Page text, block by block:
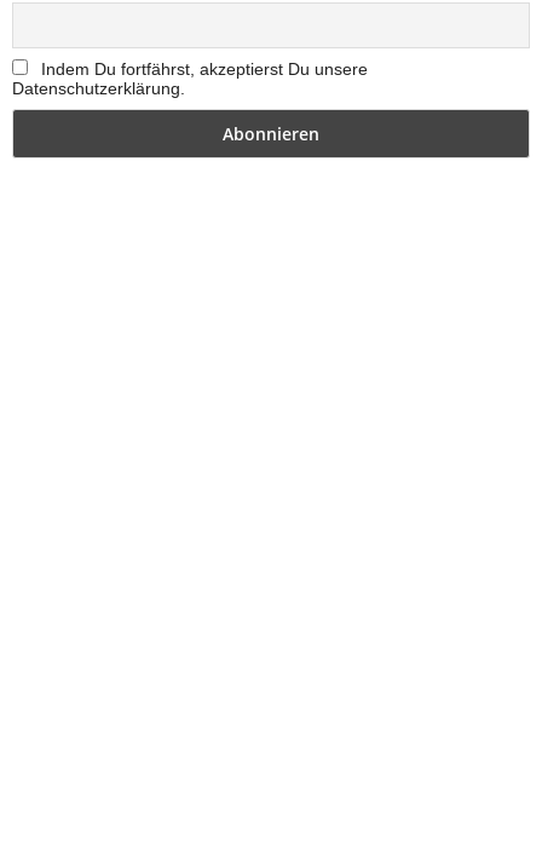
Indem Du fortfährst, akzeptierst Du unsere
Datenschutzerklärung.